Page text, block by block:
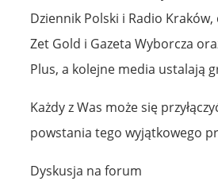
Dziennik Polski i Radio
Zet Gold i Gazeta Wyborcza
Plus, a kolejne media ustalają
Każdy z Was może się
powstania tego wyjątkowego
Dyskusja na forum